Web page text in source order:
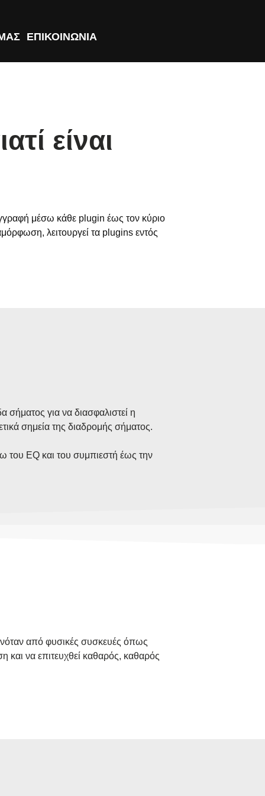
ΕΠΙΚΟΙΝΩΝΙΑ
είναι
μέσω κάθε plugin έως τον κύριο
λειτουργεί τα plugins εντός
για να διασφαλιστεί η
σημεία της διαδρομής σήματος.
από φυσικές συσκευές όπως
και να επιτευχθεί καθαρός, καθαρός